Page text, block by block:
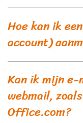
Hoe kan ik
account)
Kan ik mijn
webmail,
Office.com?